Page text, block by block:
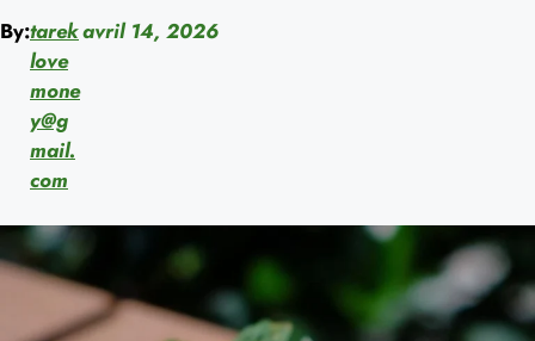
By:tarek
love
mone
y@g
mail.
com
avril 14, 2026